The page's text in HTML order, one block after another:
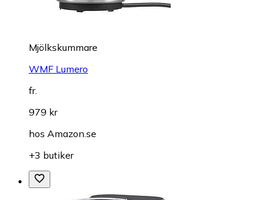
Mjölkskummare
WMF Lumero
fr.
979 kr
hos Amazon.se
+3 butiker